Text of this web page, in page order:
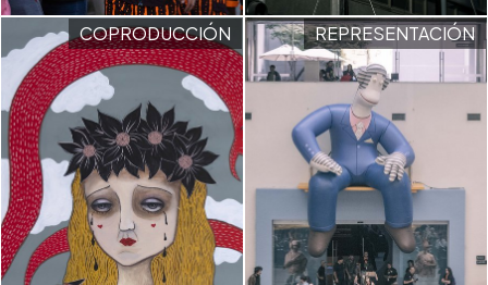
COPRODUCCIÓN REPRESENTACIÓN